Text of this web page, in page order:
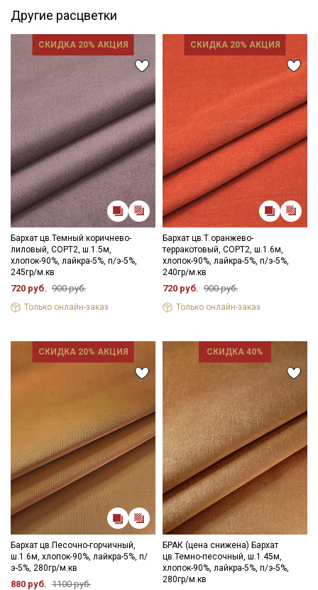
- стирать отдельно от светлых вещей (темный цвет
окрашивает)
- запрещены отбеливатели
- сушить в подвешенном и расправленном состоянии
- глажка только с изнаночной стороны.
Цветопередача может отличаться от оригинального цвета
ткани в зависимостиот настроек вашего монитора и в
зависимости от партии.
Другие расцветки
СКИДКА 20% АКЦИЯ
Бархат цв.Темный коричнево-
лиловый, СОРТ2, ш.1.5м,
хлопок-90%, лайкра-5%, п/э-5%,
245гр/м.кв
720 руб. 900 руб.
Только онлайн-заказ
СКИДКА 20% АКЦИЯ
Бархат цв.Т.оранжево-
терракотовый, СОРТ2, ш.1.6м,
хлопок-90%, лайкра-5%, п/э-5%,
240гр/м.кв
720 руб. 900 руб.
Только онлайн-заказ
СКИДКА 20% АКЦИЯ
Бархат цв.Песочно-горчичный,
ш.1.6м, хлопок-90%, лайкра-5%, п/
э-5%, 280гр/м.кв
880 руб. 1100 руб.
СКИДКА 40%
БРАК (цена снижена) Бархат
цв.Темно-песочный, ш.1.45м,
хлопок-90%, лайкра-5%, п/э-5%,
280гр/м.кв